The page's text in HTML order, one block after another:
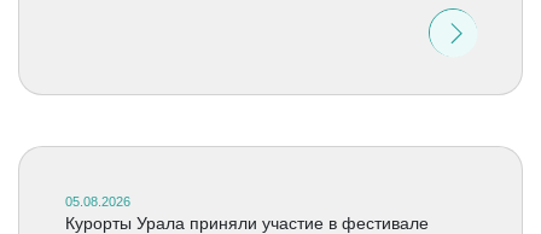
05.08.2026
Курорты Урала приняли участие в фестивале